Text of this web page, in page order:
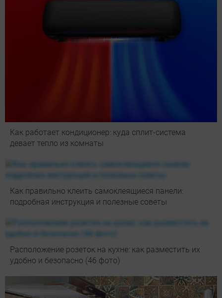
Как работает кондиционер: куда сплит-система
девает тепло из комнаты
Как правильно клеить самоклеящиеся панели:
подробная инструкция и полезные советы
Расположение розеток на кухне: как разместить их
удобно и безопасно (46 фото)